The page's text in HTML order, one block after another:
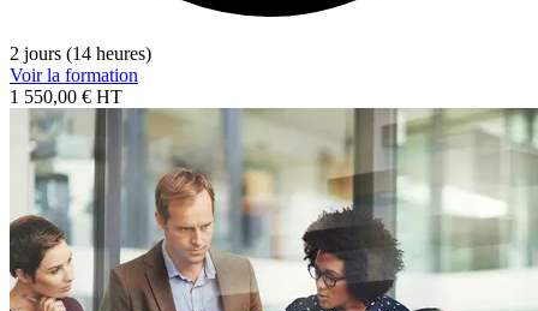
2 jours (14 heures)
Voir la formation
1 550,00 € HT